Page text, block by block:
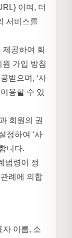
이며, 더
서비스를
제공하여 회
원 가입 방침
받으며, ‘사
용할 수 있
회원의 권
정하여 ‘사
니다.
법령이 정
례에 의합
자 이름, 소